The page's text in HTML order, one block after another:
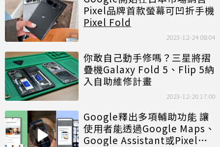
Pixel品牌首款螢幕可凹折手機
Pixel Fold
2023-12-24 08:04
你敢自己動手修嗎？三星將摺
疊機Galaxy Fold 5、Flip 5納
入自助維修計畫
2023-12-20 17:00
Google釋出多項輔助功能 讓
使用者能透過Google Maps、
Google Assistant或Pixel手